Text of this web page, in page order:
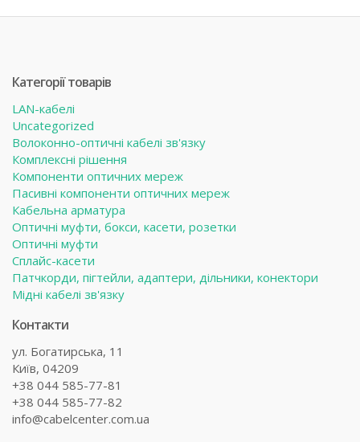
Категорії товарів
LAN-кабелі
Uncategorized
Волоконно-оптичні кабелі зв'язку
Комплексні рішення
Компоненти оптичних мереж
Пасивні компоненти оптичних мереж
Кабельна арматура
Оптичні муфти, бокси, касети, розетки
Оптичні муфти
Сплайс-касети
Патчкорди, пігтейли, адаптери, дільники, конектори
Мідні кабелі зв'язку
Контакти
ул. Богатирська, 11
Київ, 04209
+38 044 585-77-81
+38 044 585-77-82
info@cabelcenter.com.ua